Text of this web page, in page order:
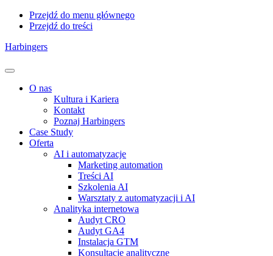
Przejdź do menu głównego
Przejdź do treści
Harbingers
Menu
O nas
Kultura i Kariera
Kontakt
Poznaj Harbingers
Case Study
Oferta
AI i automatyzacje
Marketing automation
Treści AI
Szkolenia AI
Warsztaty z automatyzacji i AI
Analityka internetowa
Audyt CRO
Audyt GA4
Instalacja GTM
Konsultacje analityczne